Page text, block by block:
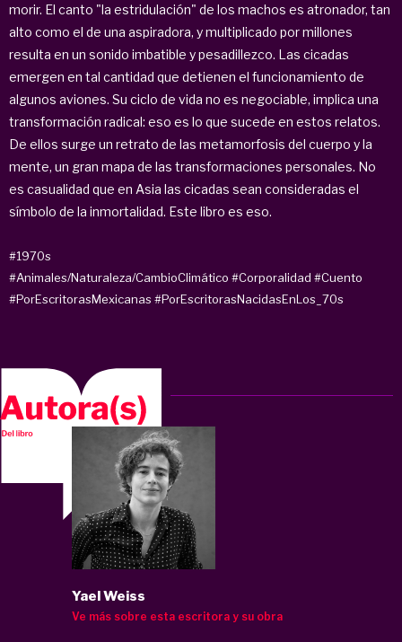
morir. El canto "la estridulación" de los machos es atronador, tan
alto como el de una aspiradora, y multiplicado por millones
resulta en un sonido imbatible y pesadillezco. Las cicadas
emergen en tal cantidad que detienen el funcionamiento de
algunos aviones. Su ciclo de vida no es negociable, implica una
transformación radical: eso es lo que sucede en estos relatos.
De ellos surge un retrato de las metamorfosis del cuerpo y la
mente, un gran mapa de las transformaciones personales. No
es casualidad que en Asia las cicadas sean consideradas el
símbolo de la inmortalidad. Este libro es eso.
#1970s
#Animales/Naturaleza/CambioClimático #Corporalidad #Cuento
#PorEscritorasMexicanas #PorEscritorasNacidasEnLos_70s
Yael Weiss
Ve más sobre esta escritora y su obra